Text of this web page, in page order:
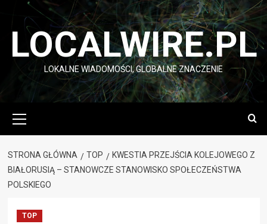
Przejdź
LOCALWIRE.PL
LOKALNE WIADOMOŚCI, GLOBALNE ZNACZENIE
główne
STRONA GŁÓWNA TOP
KWESTIA PRZEJŚCIA KOLEJOWEGO Z
BIAŁORUSIĄ – STANOWCZE STANOWISKO SPOŁECZEŃSTWA
POLSKIEGO
TOP